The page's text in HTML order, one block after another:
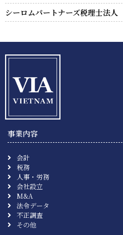
シーロムパートナーズ税理士法人
事業内容
会計
税務
人事・労務
会社設立
M&A
法令データ
不正調査
その他